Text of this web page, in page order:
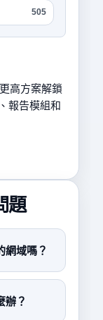
505
高方案解鎖
報告模組和
題
網域嗎？
辦？